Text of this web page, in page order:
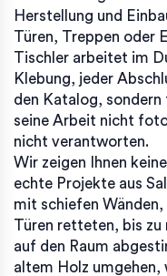
Herstellung und
Türen, Treppen oder
Tischler arbeitet im
Klebung, jeder
den Katalog,
seine Arbeit nicht
nicht verantworten.
Wir zeigen Ihnen
echte Projekte aus
mit schiefen
Türen retteten, bis zu
auf den Raum
altem Holz umgehen,